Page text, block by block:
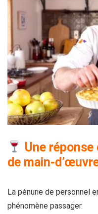
Une
de main-
La pénurie de personnel
phénomène passager.